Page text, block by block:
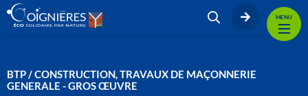
MENU
BTP / CONSTRUCTION, TRAVAUX DE MAÇONNERIE
GENERALE - GROS ŒUVRE